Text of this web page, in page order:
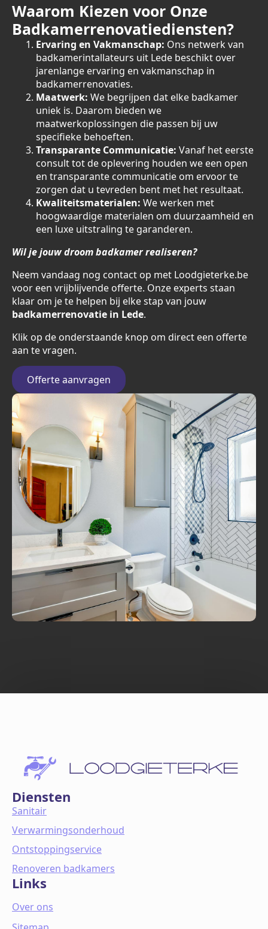
Waarom Kiezen voor Onze
Badkamerrenovatiediensten?
Ervaring en Vakmanschap: Ons netwerk van
badkamerintallateurs uit Lede beschikt over
jarenlange ervaring en vakmanschap in
badkamerrenovaties.
Maatwerk: We begrijpen dat elke badkamer
uniek is. Daarom bieden we
maatwerkoplossingen die passen bij uw
specifieke behoeften.
Transparante Communicatie: Vanaf het eerste
consult tot de oplevering houden we een open
en transparante communicatie om ervoor te
zorgen dat u tevreden bent met het resultaat.
Kwaliteitsmaterialen: We werken met
hoogwaardige materialen om duurzaamheid en
een luxe uitstraling te garanderen.
Wil je jouw droom badkamer realiseren?
Neem vandaag nog contact op met Loodgieterke.be
voor een vrijblijvende offerte. Onze experts staan
klaar om je te helpen bij elke stap van jouw
badkamerrenovatie in Lede.
Klik op de onderstaande knop om direct een offerte
aan te vragen.
Offerte aanvragen
Diensten
Sanitair
Verwarmingsonderhoud
Ontstoppingservice
Renoveren badkamers
Links
Over ons